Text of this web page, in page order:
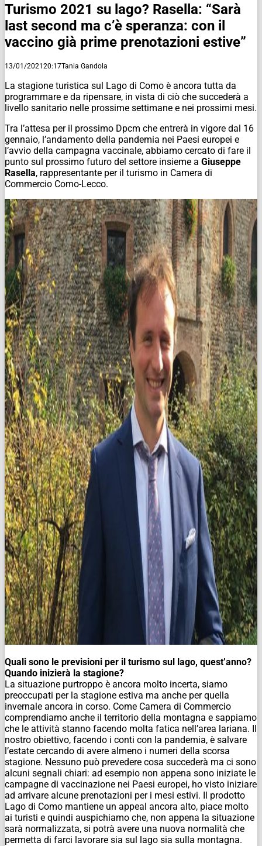
Turismo 2021 su lago? Rasella: “Sarà
last second ma c’è speranza: con il
vaccino già prime prenotazioni estive”
13/01/202120:17Tania Gandola
La stagione turistica sul Lago di Como è ancora tutta da
programmare e da ripensare, in vista di ciò che succederà a
livello sanitario nelle prossime settimane e nei prossimi mesi.
Tra l’attesa per il prossimo Dpcm che entrerà in vigore dal 16
gennaio, l’andamento della pandemia nei Paesi europei e
l’avvio della campagna vaccinale, abbiamo cercato di fare il
punto sul prossimo futuro del settore insieme a Giuseppe
Rasella, rappresentante per il turismo in Camera di
Commercio Como-Lecco.
Quali sono le previsioni per il turismo sul lago, quest’anno?
Quando inizierà la stagione?
La situazione purtroppo è ancora molto incerta, siamo
preoccupati per la stagione estiva ma anche per quella
invernale ancora in corso. Come Camera di Commercio
comprendiamo anche il territorio della montagna e sappiamo
che le attività stanno facendo molta fatica nell’area lariana. Il
nostro obiettivo, facendo i conti con la pandemia, è salvare
l’estate cercando di avere almeno i numeri della scorsa
stagione. Nessuno può prevedere cosa succederà ma ci sono
alcuni segnali chiari: ad esempio non appena sono iniziate le
campagne di vaccinazione nei Paesi europei, ho visto iniziare
ad arrivare alcune prenotazioni per i mesi estivi. Il prodotto
Lago di Como mantiene un appeal ancora alto, piace molto
ai turisti e quindi auspichiamo che, non appena la situazione
sarà normalizzata, si potrà avere una nuova normalità che
permetta di farci lavorare sia sul lago sia sulla montagna.